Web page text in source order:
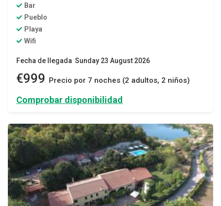
Bar
Pueblo
Playa
Wifi
Fecha de llegada Sunday 23 August 2026
€999 Precio por 7 noches (2 adultos, 2 niños)
Comprobar disponibilidad